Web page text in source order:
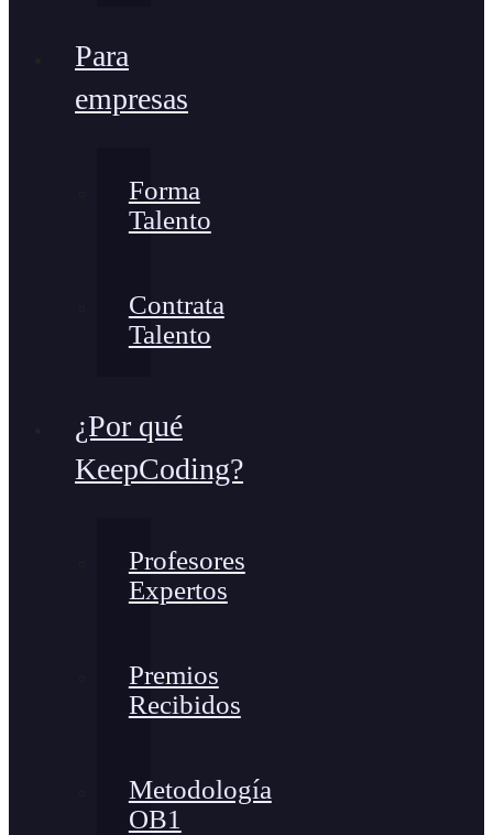
Para
empresas
Forma
Talento
Contrata
Talento
¿Por qué
KeepCoding?
Profesores
Expertos
Premios
Recibidos
Metodología
OB1